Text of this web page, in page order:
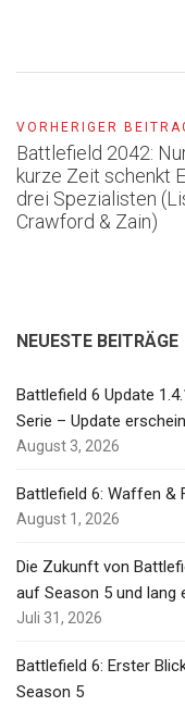
VORHERIGER
Battlefield 2042:
kurze Zeit schenkt
drei Spezialisten
Crawford & Zain)
NEUESTE BEITRÄGE
Battlefield 6 Update
Serie – Update
August 3, 2026
Battlefield 6: Waffen &
August 1, 2026
Die Zukunft von
auf Season 5 und lang
Juli 31, 2026
Battlefield 6: Erster
Season 5